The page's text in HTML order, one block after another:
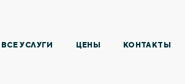
ВСЕ УСЛУГИ ЦЕНЫ КОНТАКТЫ